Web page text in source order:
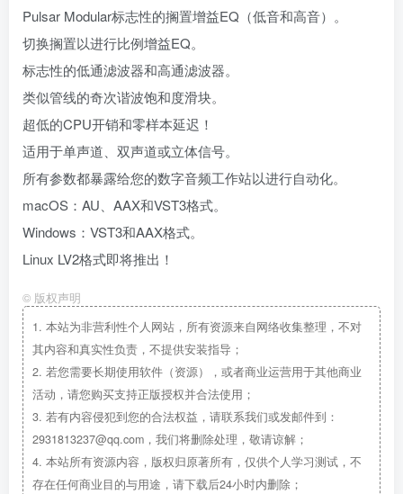
Pulsar Modular标志性的搁置增益EQ（低音和高音）。
切换搁置以进行比例增益EQ。
标志性的低通滤波器和高通滤波器。
类似管线的奇次谐波饱和度滑块。
超低的CPU开销和零样本延迟！
适用于单声道、双声道或立体信号。
所有参数都暴露给您的数字音频工作站以进行自动化。
macOS：AU、AAX和VST3格式。
Windows：VST3和AAX格式。
Linux LV2格式即将推出！
© 版权声明
1. 本站为非营利性个人网站，所有资源来自网络收集整理，不对
其内容和真实性负责，不提供安装指导；
2. 若您需要长期使用软件（资源），或者商业运营用于其他商业
活动，请您购买支持正版授权并合法使用；
3. 若有内容侵犯到您的合法权益，请联系我们或发邮件到：
2931813237@qq.com，我们将删除处理，敬请谅解；
4. 本站所有资源内容，版权归原著所有，仅供个人学习测试，不
存在任何商业目的与用途，请下载后24小时内删除；